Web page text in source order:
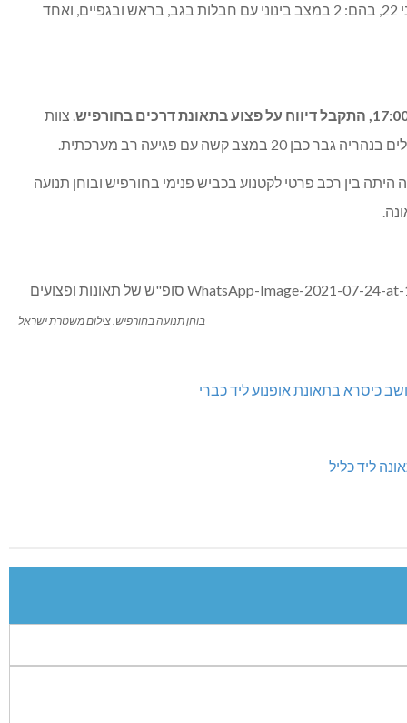
בנהריה שלושה פצועים כבני 22, בהם: 2 במצב בינוני עם חבלות בגב, בראש ובגפיים, ואחד
. צוות
במצב קשה עם פגיעה רב מערכתית.
בין רכב פרטי לקטנוע בכביש פנימי בחורפיש ובוחן תנועה
בוחן תנועה בחורפיש. צילום משטרת ישראל
כיסרא בתאונת אופנוע ליד כברי
ליד כליל